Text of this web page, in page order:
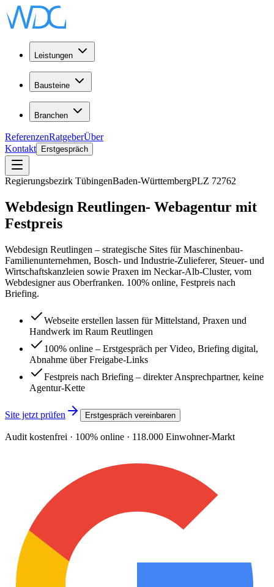
Leistungen
Bausteine
Branchen
ReferenzenRatgeberÜber
Kontakt
Erstgespräch
Regierungsbezirk TübingenBaden-WürttembergPLZ 72762
Webdesign Reutlingen- Webagentur mit
Festpreis
Webdesign Reutlingen – strategische Sites für Maschinenbau-
Familienunternehmen, Bosch- und Industrie-Zulieferer, Steuer- und
Wirtschaftskanzleien sowie Praxen im Neckar-Alb-Cluster, vom
Webdesigner aus Oberfranken. 100% online, Festpreis nach
Briefing.
Webseite erstellen lassen für Mittelstand, Praxen und
Handwerk im Raum Reutlingen
100% online – Erstgespräch per Video, Briefing digital,
Abnahme über Freigabe-Links
Festpreis nach Briefing – direkter Ansprechpartner, keine
Agentur-Kette
Site jetzt prüfen Erstgespräch vereinbaren
Audit kostenfrei · 100% online · 118.000 Einwohner-Markt